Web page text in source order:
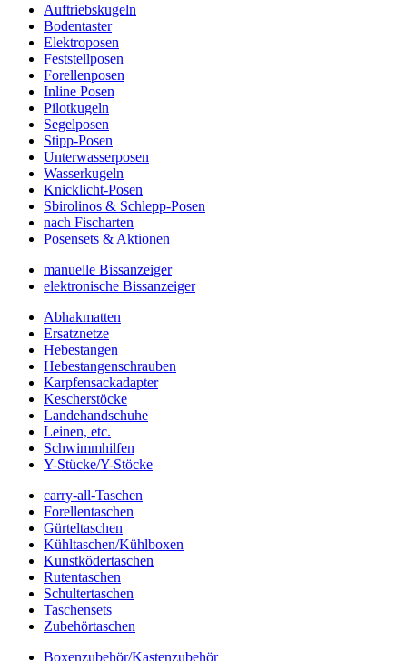
Auftriebskugeln
Bodentaster
Elektroposen
Feststellposen
Forellenposen
Inline Posen
Pilotkugeln
Segelposen
Stipp-Posen
Unterwasserposen
Wasserkugeln
Knicklicht-Posen
Sbirolinos & Schlepp-Posen
nach Fischarten
Posensets & Aktionen
manuelle Bissanzeiger
elektronische Bissanzeiger
Abhakmatten
Ersatznetze
Hebestangen
Hebestangenschrauben
Karpfensackadapter
Kescherstöcke
Landehandschuhe
Leinen, etc.
Schwimmhilfen
Y-Stücke/Y-Stöcke
carry-all-Taschen
Forellentaschen
Gürteltaschen
Kühltaschen/Kühlboxen
Kunstködertaschen
Rutentaschen
Schultertaschen
Taschensets
Zubehörtaschen
Boxenzubehör/Kastenzubehör